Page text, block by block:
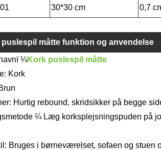
30*30 cm 0,7
måtte funktion og anvendelse
¼Kork puslespil måtte
Kork
Hurtig rebound, skridsikker på begge
¼ Læg korksplejsningspuden på
Bruges i børneværelset, sofaen og stuen